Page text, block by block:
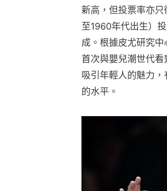
新高，但投票率亦
至1960年代出生）
成。根據皮尤研究中
首次與嬰兒潮世代
吸引年輕人的魅力
的水平。